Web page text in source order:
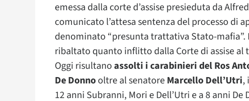
emessa dalla corte d’assise presieduta da
comunicato l’attesa sentenza del processo di
denominato “presunta trattativa Stato-mafia”.
ribaltato quanto inflitto dalla Corte di assise al
Oggi risultanoassolti i carabinieri del Ros
De Donnooltre al senatoreMarcello Dell’Utri,
12 anni Subranni, Mori e Dell’Utri e a 8 anni